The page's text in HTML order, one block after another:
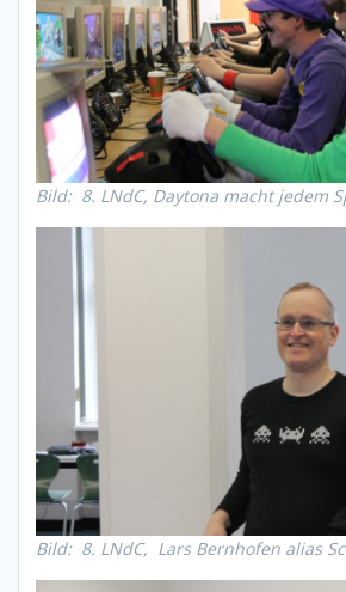
Bild: 8. LNdC, Daytona macht jedem
Bild: 8. LNdC, Lars Bernhofen alias